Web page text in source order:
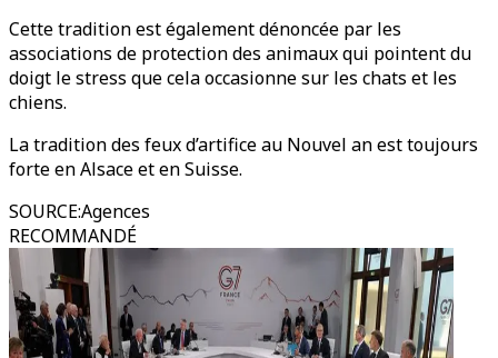
Cette tradition est également dénoncée par les
associations de protection des animaux qui pointent du
doigt le stress que cela occasionne sur les chats et les
chiens.
La tradition des feux d’artifice au Nouvel an est toujours
forte en Alsace et en Suisse.
SOURCE:Agences
RECOMMANDÉ